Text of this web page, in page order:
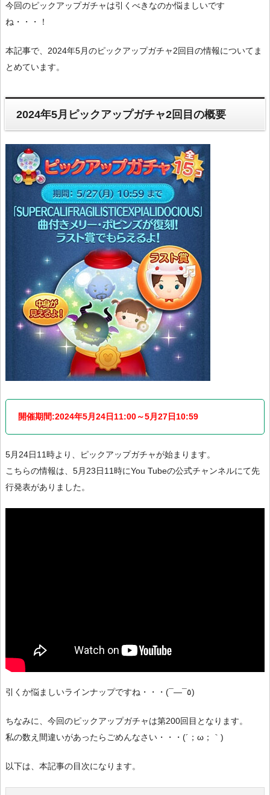
今回のピックアップガチャは引くべきなのか悩ましいです
ね・・・！
本記事で、2024年5月のピックアップガチャ2回目の情報についてま
とめています。
2024年5月ピックアップガチャ2回目の概要
開催期間:2024年5月24日11:00～5月27日10:59
5月24日11時より、ピックアップガチャが始まります。
こちらの情報は、5月23日11時にYou Tubeの公式チャンネルにて先
行発表がありました。
引くか悩ましいラインナップですね・・・(¯―¯٥)
ちなみに、今回のピックアップガチャは第200回目となります。
私の数え間違いがあったらごめんなさい・・・(´；ω；｀)
以下は、本記事の目次になります。